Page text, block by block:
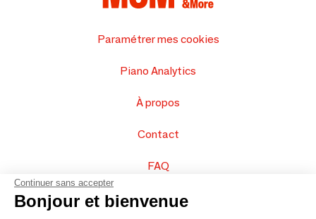
Paramétrer mes cookies
Piano Analytics
À propos
Contact
FAQ
Vendez vos produits
Continuer sans accepter
Bonjour et bienvenue